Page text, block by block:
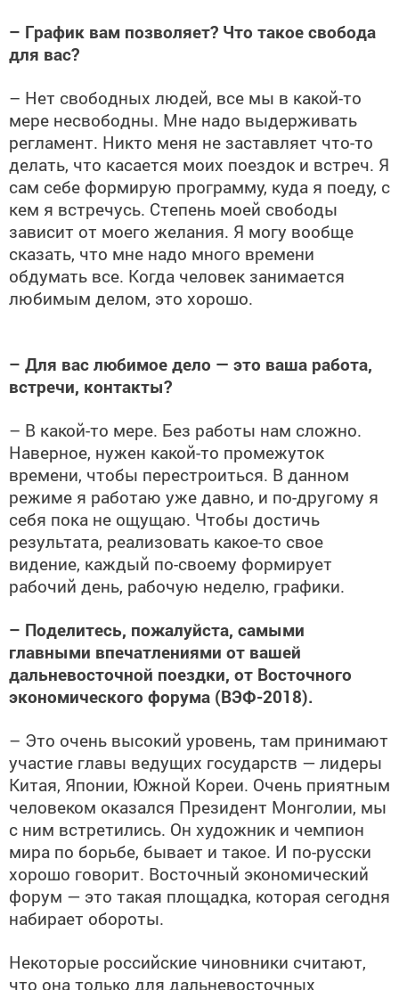
– График вам позволяет? Что такое свобода
для вас?
– Нет свободных людей, все мы в какой-то
мере несвободны. Мне надо выдерживать
регламент. Никто меня не заставляет что-то
делать, что касается моих поездок и встреч. Я
сам себе формирую программу, куда я поеду, с
кем я встречусь. Степень моей свободы
зависит от моего желания. Я могу вообще
сказать, что мне надо много времени
обдумать все. Когда человек занимается
любимым делом, это хорошо.
– Для вас любимое дело — это ваша работа,
встречи, контакты?
– В какой-то мере. Без работы нам сложно.
Наверное, нужен какой-то промежуток
времени, чтобы перестроиться. В данном
режиме я работаю уже давно, и по-другому я
себя пока не ощущаю. Чтобы достичь
результата, реализовать какое-то свое
видение, каждый по-своему формирует
рабочий день, рабочую неделю, графики.
– Поделитесь, пожалуйста, самыми
главными впечатлениями от вашей
дальневосточной поездки, от Восточного
экономического форума (ВЭФ-2018).
– Это очень высокий уровень, там принимают
участие главы ведущих государств — лидеры
Китая, Японии, Южной Кореи. Очень приятным
человеком оказался Президент Монголии, мы
с ним встретились. Он художник и чемпион
мира по борьбе, бывает и такое. И по-русски
хорошо говорит. Восточный экономический
форум — это такая площадка, которая сегодня
набирает обороты.
Некоторые российские чиновники считают,
что она только для дальневосточных